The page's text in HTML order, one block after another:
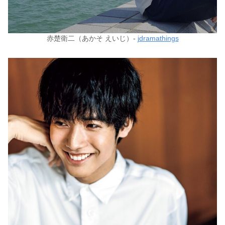
赤楚衛二（あかそ えいじ）- jdramathings